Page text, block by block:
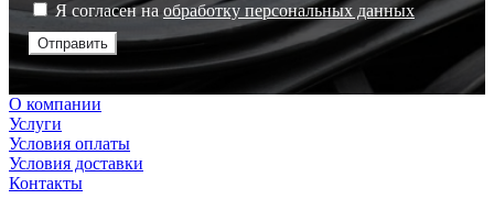
Я согласен на обработку персональных данных
Отправить
О компании
Услуги
Условия оплаты
Условия доставки
Контакты